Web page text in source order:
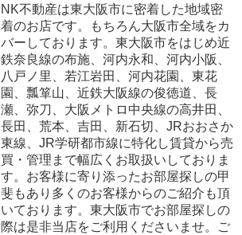
NK不動産は東大阪市に密着した地域密
着のお店です。もちろん大阪市全域をカ
バーしております。東大阪市をはじめ近
鉄奈良線の布施、河内永和、河内小阪、
八戸ノ里、若江岩田、河内花園、東花
園、瓢箪山、近鉄大阪線の俊徳道、長
瀬、弥刀、大阪メトロ中央線の高井田、
長田、荒本、吉田、新石切、JRおおさか
東線、JR学研都市線に特化し賃貸から売
買・管理まで幅広くお取扱いしておりま
す。お客様に寄り添ったお部屋探しの甲
斐もあり多くのお客様からのご紹介も頂
いております。東大阪市でお部屋探しの
際は是非当店をご利用くださいませ。ご